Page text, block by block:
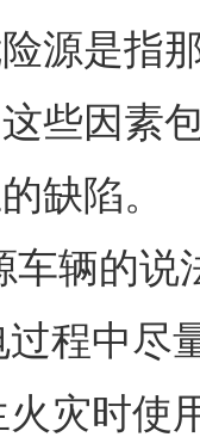
险源是指
些因素
缺陷。
车辆的说
程中尽
灾时使